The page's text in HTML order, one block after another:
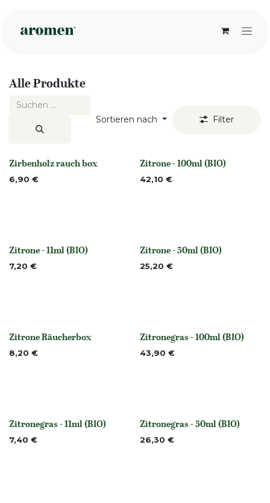
Alle Produkte
Sortieren nach Filter
None
Zirbenholz rauch box
6,90 € None
Zitrone - 100ml (BIO)
42,10 €
None
Zitrone - 11ml (BIO)
7,20 € None
Zitrone - 50ml (BIO)
25,20 €
None
Zitrone Räucherbox
8,20 € None
Zitronegras - 100ml (BIO)
43,90 €
None
Zitronegras - 11ml (BIO)
7,40 € Nicht vorrättig
Zitronegras - 50ml (BIO)
26,30 €